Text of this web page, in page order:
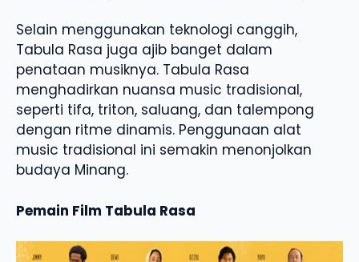
Selain menggunakan teknologi canggih,
Tabula Rasa juga ajib banget dalam
penataan musiknya. Tabula Rasa
menghadirkan nuansa music tradisional,
seperti tifa, triton, saluang, dan talempong
dengan ritme dinamis. Penggunaan alat
music tradisional ini semakin menonjolkan
budaya Minang.
Pemain Film Tabula Rasa